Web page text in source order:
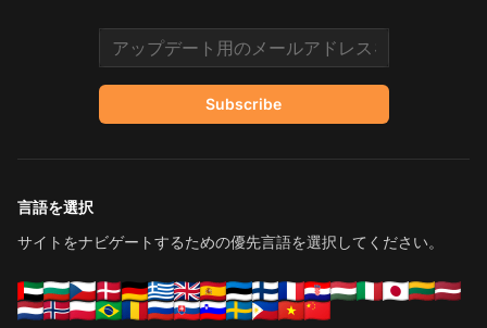
Email address
Subscribe
言語を選択
サイトをナビゲートするための優先言語を選択してください。